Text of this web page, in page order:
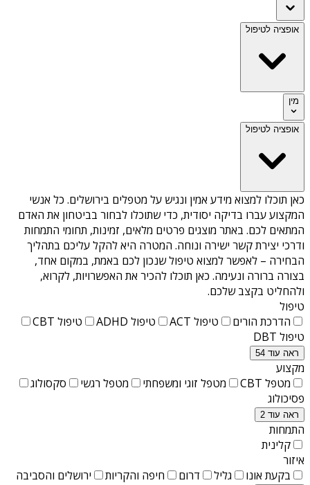
אופציה לטיפול
מין
אופציה לטיפול
כאן תוכלו למצוא מידע אמין ונגיש על מטפלים בירושלים. כל אנשי
המקצוע עברו בדיקה יסודית, כדי שתוכלו לבחור בביטחון את האדם
המתאים לכם. באתר מוצגים פרטים מלאים, זמינות, תחומי התמחות
ודרכי יצירת קשר ישירה ונוחה. המטרה היא להקל עליכם בתהליך
הבחירה – לאפשר למצוא טיפול שנכון לכם באמת, במקום אחד,
בצורה ברורה ונעימה. כאן תוכלו להכיר את האפשרויות, לקרוא,
ולהחליט בקצב שלכם.
טיפול
הדרכת הורים
טיפול ACT טיפול ADHD
טיפול CBT
טיפול DBT
ראה עוד 54
מקצוע
מטפל CBT
מטפל זוגי ומשפחתי מטפל רגשי
סקסולוג
פסיכולוג
ראה עוד 2
התמחות
קלינית
איזור
בקעת אונו
גליל דרום חיפה והקריות ירושלים והסביבה